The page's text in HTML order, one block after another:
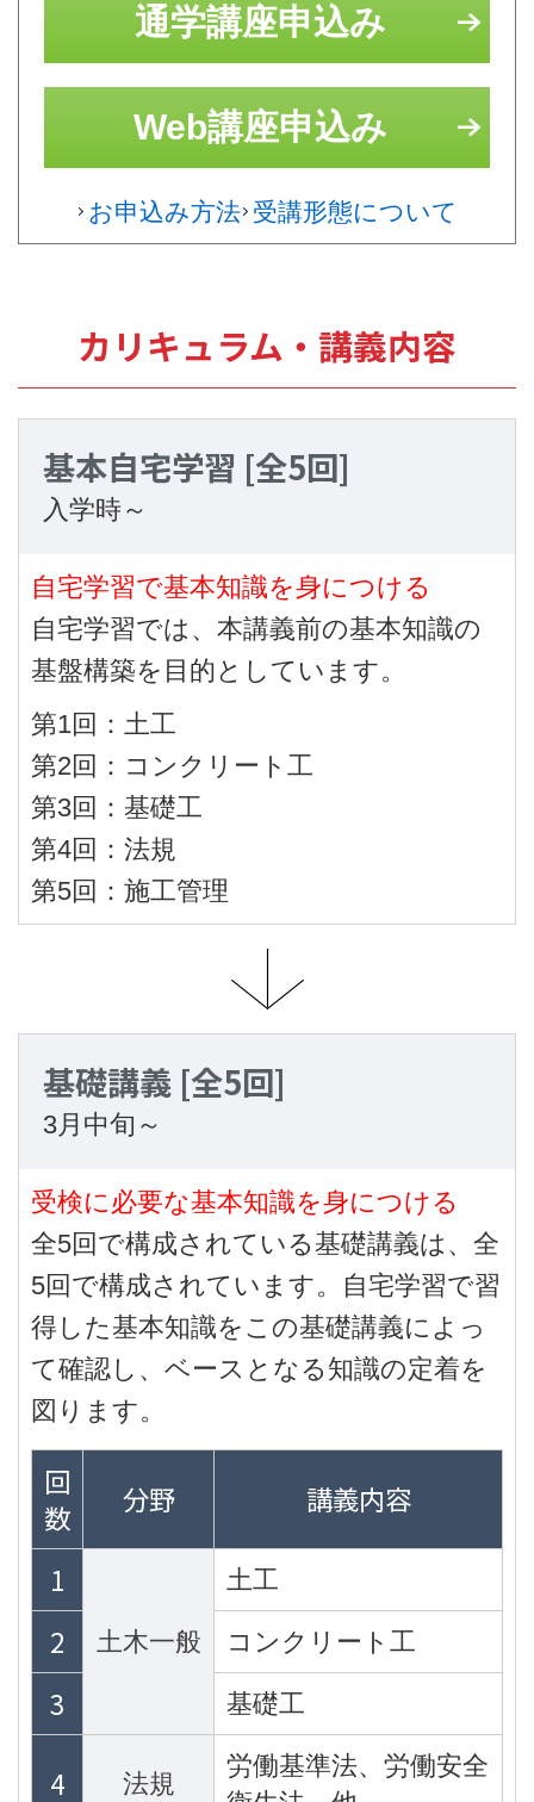
通学講座申込み
Web講座申込み
お申込み方法 受講形態について
カリキュラム・講義内容
基本自宅学習 [全5回]
入学時～
自宅学習で基本知識を身につける
自宅学習では、本講義前の基本知識の
基盤構築を目的としています。
第1回：土工
第2回：コンクリート工
第3回：基礎工
第4回：法規
第5回：施工管理
基礎講義 [全5回]
3月中旬～
受検に必要な基本知識を身につける
全5回で構成されている基礎講義は、全
5回で構成されています。自宅学習で習
得した基本知識をこの基礎講義によっ
て確認し、ベースとなる知識の定着を
図ります。
回
数
分野 講義内容
1
土木一般
土工
2 コンクリート工
3 基礎工
4 法規
労働基準法、労働安全